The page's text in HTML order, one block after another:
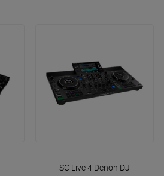
SC Live 4 Denon DJ